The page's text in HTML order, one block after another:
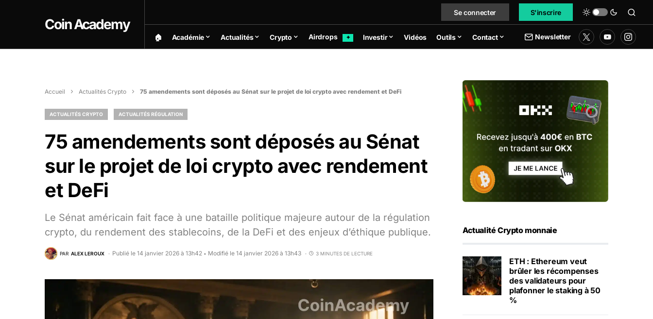
Coin Academy
Se connecter S'inscrire
🏠︎ Académie Actualités Crypto Airdrops ✦ Investir Vidéos Outils Contact Newsletter
Accueil Actualités Crypto 75 amendements sont déposés au Sénat sur le projet de loi crypto avec rendement et DeFi
ACTUALITÉS CRYPTO ACTUALITÉS RÉGULATION
75 amendements sont déposés au Sénat
sur le projet de loi crypto avec rendement
et DeFi
Le Sénat américain fait face à une bataille politique majeure autour de la régulation
crypto, du rendement des stablecoins, de la DeFi et des enjeux d’éthique publique.
PAR ALEX LEROUX Publié le 14 janvier 2026 à 13h42 • Modifié le 14 janvier 2026 à 13h43 3 MINUTES DE LECTURE
Actualité Crypto monnaie
ETH : Ethereum veut
brûler les récompenses
des validateurs pour
plafonner le staking à 50
%